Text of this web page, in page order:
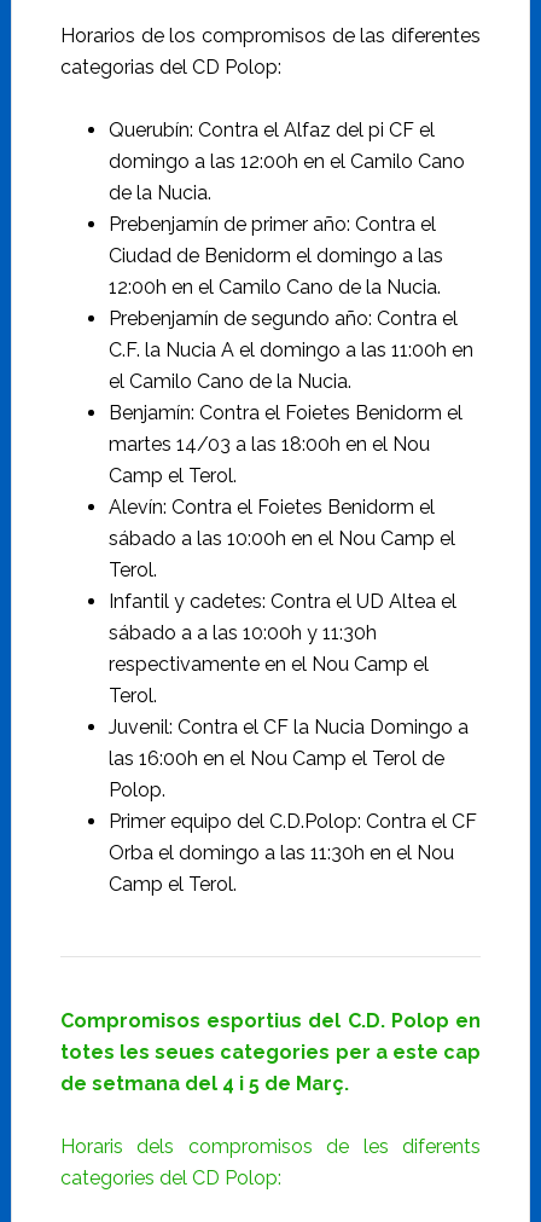
Horarios de los compromisos de las diferentes
categorias del CD Polop:
Querubín: Contra el Alfaz del pi CF el
domingo a las 12:00h en el Camilo Cano
de la Nucia.
Prebenjamín de primer año: Contra el
Ciudad de Benidorm el domingo a las
12:00h en el Camilo Cano de la Nucia.
Prebenjamín de segundo año: Contra el
C.F. la Nucia A el domingo a las 11:00h en
el Camilo Cano de la Nucia.
Benjamín: Contra el Foietes Benidorm el
martes 14/03 a las 18:00h en el Nou
Camp el Terol.
Alevín: Contra el Foietes Benidorm el
sábado a las 10:00h en el Nou Camp el
Terol.
Infantil y cadetes: Contra el UD Altea el
sábado a a las 10:00h y 11:30h
respectivamente en el Nou Camp el
Terol.
Juvenil: Contra el CF la Nucia Domingo a
las 16:00h en el Nou Camp el Terol de
Polop.
Primer equipo del C.D.Polop: Contra el CF
Orba el domingo a las 11:30h en el Nou
Camp el Terol.
Compromisos esportius del C.D. Polop en
totes les seues categories per a este cap
de setmana del 4 i 5 de Març.
Horaris dels compromisos de les diferents
categories del CD Polop: